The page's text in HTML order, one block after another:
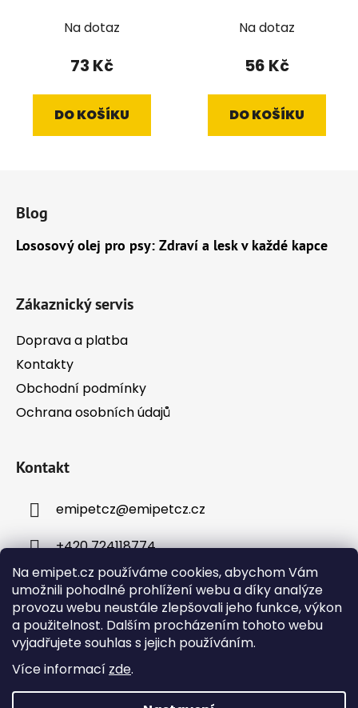
Na emipet.cz používáme cookies, abychom Vám
umožnili pohodlné prohlížení webu a díky analýze
provozu webu neustále zlepšovali jeho funkce, výkon
a použitelnost. Dalším procházením tohoto webu
vyjadřujete souhlas s jejich používáním.
Více informací zde.
Na dotaz
73 Kč
DO KOŠÍKU
Na dotaz
56 Kč
DO KOŠÍKU
Blog
Lososový olej pro psy: Zdraví a lesk v každé kapce
Zákaznický servis
Doprava a platba
Kontakty
Obchodní podmínky
Ochrana osobních údajů
Kontakt
emipetcz@emipetcz.cz
+420 724118774
Instagram